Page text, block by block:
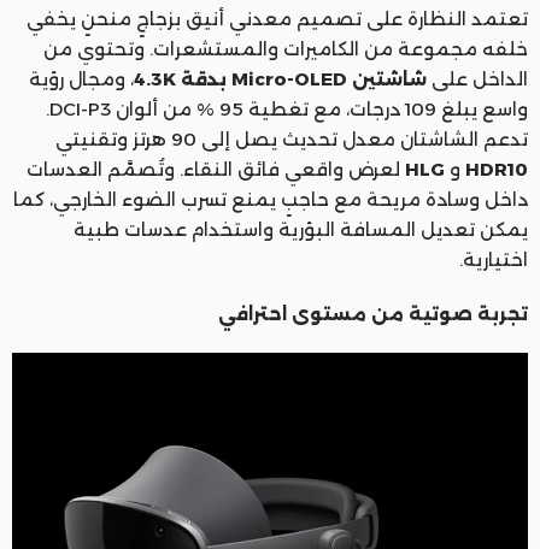
تعتمد النظارة على تصميم معدني أنيق بزجاجٍ منحنٍ يخفي
خلفه مجموعة من الكاميرات والمستشعرات. وتحتوي من
الداخل على شاشتين Micro-OLED بدقة 4.3K
، ومجال رؤية
واسع يبلغ 109 درجات، مع تغطية 95 % من ألوان DCI-P3.
تدعم الشاشتان معدل تحديث يصل إلى 90 هرتز وتقنيتي
HDR10 و HLG لعرض واقعي فائق النقاء. وتُصمَّم العدسات
داخل وسادة مريحة مع حاجبٍ يمنع تسرب الضوء الخارجي، كما
يمكن تعديل المسافة البؤرية واستخدام عدسات طبية
اختيارية.
تجربة صوتية من مستوى احترافي